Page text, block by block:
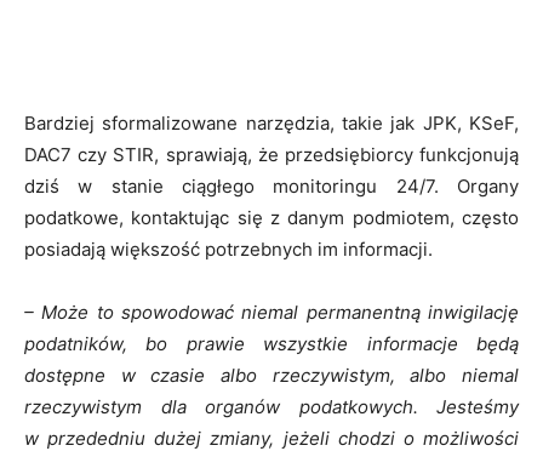
Bardziej sformalizowane narzędzia, takie jak JPK, KSeF,
DAC7 czy STIR, sprawiają, że przedsiębiorcy funkcjonują
dziś w stanie ciągłego monitoringu 24/7. Organy
podatkowe, kontaktując się z danym podmiotem, często
posiadają większość potrzebnych im informacji.
– Może to spowodować niemal permanentną inwigilację
podatników, bo prawie wszystkie informacje będą
dostępne w czasie albo rzeczywistym, albo niemal
rzeczywistym dla organów podatkowych. Jesteśmy
w przededniu dużej zmiany, jeżeli chodzi o możliwości